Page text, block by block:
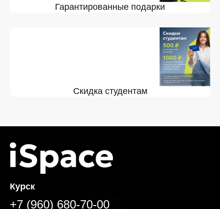
Гарантированные подарки
Скидка студентам
Курск
+7 (960) 680-70-00